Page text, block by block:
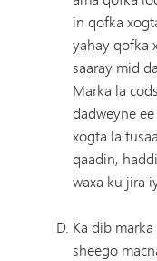
in qofka
yahay qofka
saaray mid
Marka la
dadweyne
xogta la
qaadin,
waxa ku jira
Ka dib
sheego